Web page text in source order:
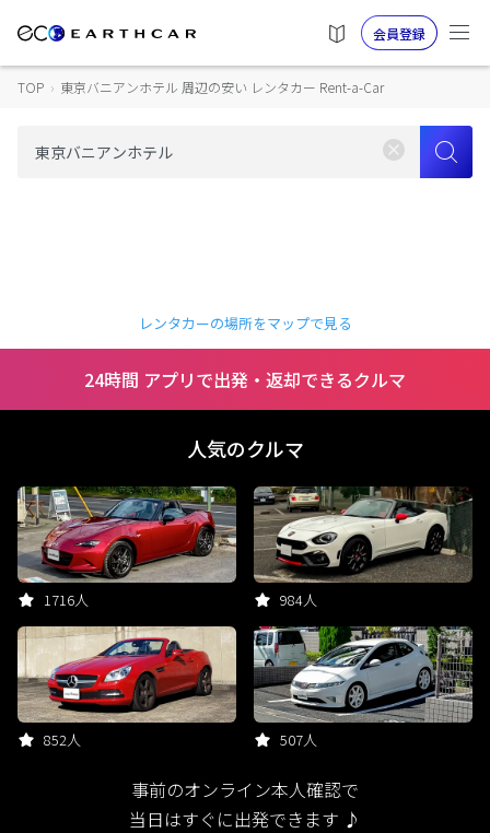
会員登録
TOP › 東京バニアンホテル 周辺の安い レンタカー Rent-a-Car
レンタカーの場所をマップで見る
24時間 アプリで出発・返却できるクルマ
人気のクルマ
1716人 984人
852人 507人
事前のオンライン本人確認で
当日はすぐに出発できます ♪